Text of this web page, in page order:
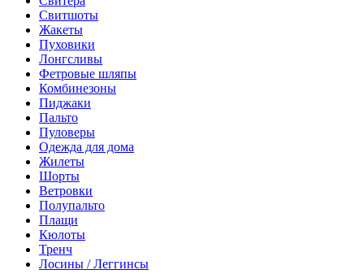
Свитшоты
Жакеты
Пуховики
Лонгсливы
Фетровые шляпы
Комбинезоны
Пиджаки
Пальто
Пуловеры
Одежда для дома
Жилеты
Шорты
Ветровки
Полупальто
Плащи
Кюлоты
Тренч
Лосины / Леггинсы